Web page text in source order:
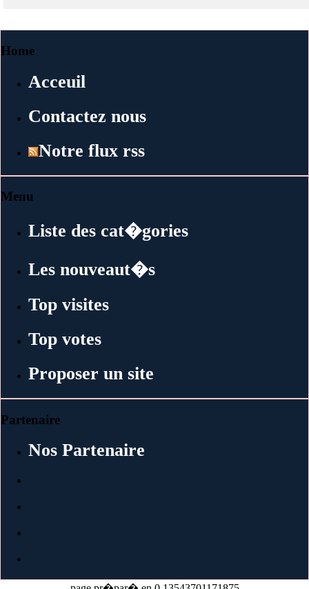
Home
Acceuil
Contactez nous
Notre flux rss
Menu
Liste des cat�gories
Les nouveaut�s
Top visites
Top votes
Proposer un site
Partenaire
Nos Partenaire